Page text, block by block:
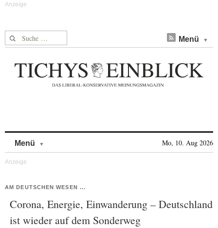
Suche nach: Menü
Menü Mo, 10. Aug 2026
AM DEUTSCHEN WESEN ...
Corona, Energie, Einwanderung – Deutschland
ist wieder auf dem Sonderweg